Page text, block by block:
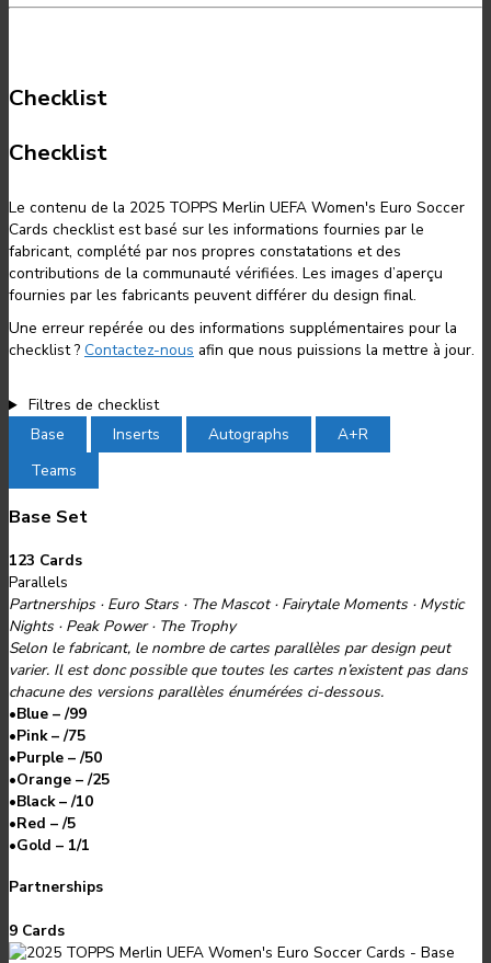
Checklist
Checklist
Le contenu de la 2025 TOPPS Merlin UEFA Women's Euro Soccer
Cards checklist est basé sur les informations fournies par le
fabricant, complété par nos propres constatations et des
contributions de la communauté vérifiées. Les images d’aperçu
fournies par les fabricants peuvent différer du design final.
Une erreur repérée ou des informations supplémentaires pour la
checklist ? Contactez-nous afin que nous puissions la mettre à jour.
Filtres de checklist
Base
Inserts Autographs
A+R
Teams
Base Set
123 Cards
Parallels
Partnerships · Euro Stars · The Mascot · Fairytale Moments · Mystic
Nights · Peak Power · The Trophy
Selon le fabricant, le nombre de cartes parallèles par design peut
varier. Il est donc possible que toutes les cartes n’existent pas dans
chacune des versions parallèles énumérées ci-dessous.
•Blue – /99
•Pink – /75
•Purple – /50
•Orange – /25
•Black – /10
•Red – /5
•Gold – 1/1
Partnerships
9 Cards